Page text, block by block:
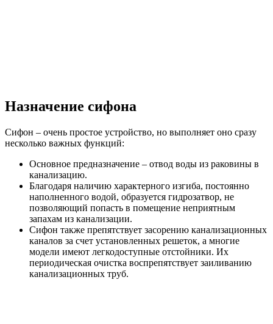
Назначение сифона
Сифон – очень простое устройство, но выполняет оно сразу
несколько важных функций:
Основное предназначение – отвод воды из раковины в
канализацию.
Благодаря наличию характерного изгиба, постоянно
наполненного водой, образуется гидрозатвор, не
позволяющий попасть в помещение неприятным
запахам из канализации.
Сифон также препятствует засорению канализационных
каналов за счет установленных решеток, а многие
модели имеют легкодоступные отстойники. Их
периодическая очистка воспрепятствует заиливанию
канализационных труб.